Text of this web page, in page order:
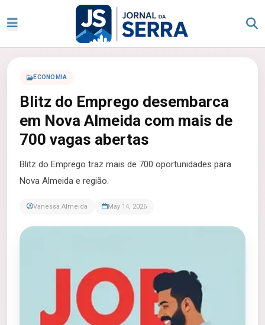
ECONOMIA
Blitz do Emprego desembarca
em Nova Almeida com mais de
700 vagas abertas
Blitz do Emprego traz mais de 700 oportunidades para
Nova Almeida e região.
Vanessa Almeida May 14, 2026